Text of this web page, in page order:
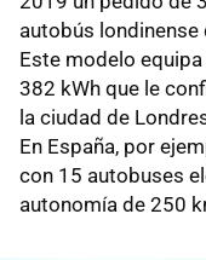
autobús
Este modelo
382 kWh que le
la ciudad de
En España, por
con 15 autobuses
autonomía de 250